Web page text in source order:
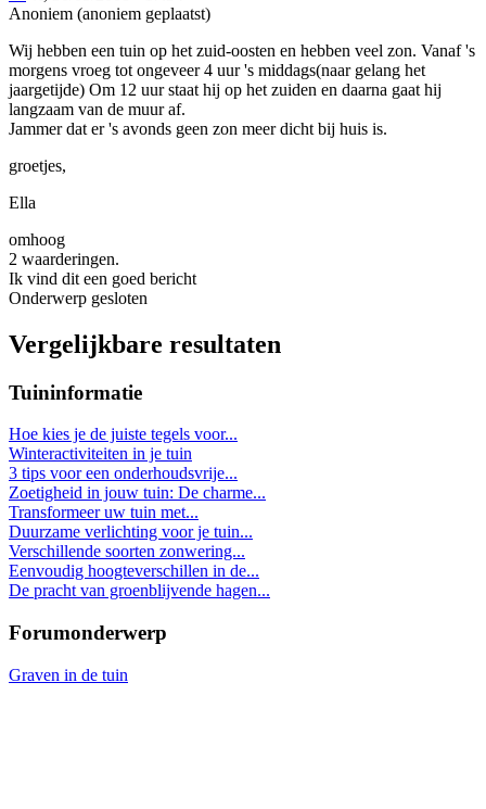
Anoniem (anoniem geplaatst)
Wij hebben een tuin op het zuid-oosten en hebben veel zon. Vanaf 's
morgens vroeg tot ongeveer 4 uur 's middags(naar gelang het
jaargetijde) Om 12 uur staat hij op het zuiden en daarna gaat hij
langzaam van de muur af.
Jammer dat er 's avonds geen zon meer dicht bij huis is.
groetjes,
Ella
omhoog
2 waarderingen.
Ik vind dit een goed bericht
Onderwerp gesloten
Vergelijkbare resultaten
Tuininformatie
Hoe kies je de juiste tegels voor...
Winteractiviteiten in je tuin
3 tips voor een onderhoudsvrije...
Zoetigheid in jouw tuin: De charme...
Transformeer uw tuin met...
Duurzame verlichting voor je tuin...
Verschillende soorten zonwering...
Eenvoudig hoogteverschillen in de...
De pracht van groenblijvende hagen...
Forumonderwerp
Graven in de tuin